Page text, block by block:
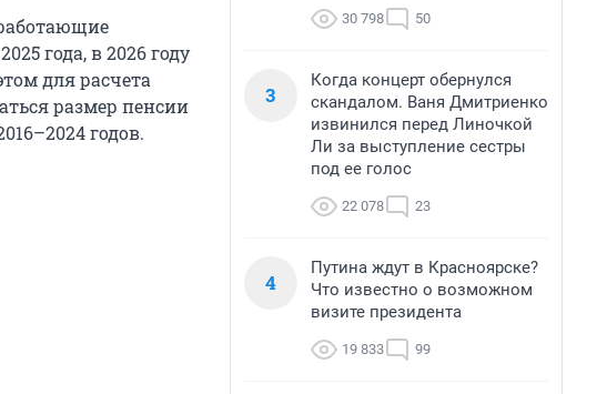
года, в 2026 году
для расчета
размер пенсии
годов.
30 798 50
3
Когда концерт обернулся
скандалом. Ваня Дмитриенко
извинился перед Линочкой
Ли за выступление сестры
под ее голос
22 078 23
4
Путина ждут в Красноярске?
Что известно о возможном
визите президента
19 833 99